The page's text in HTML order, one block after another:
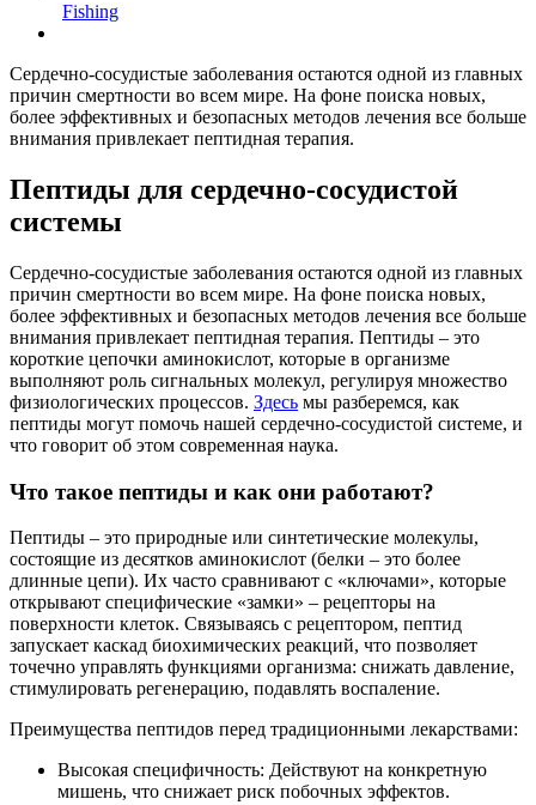
Fishing
Сердечно-сосудистые заболевания остаются одной из главных
причин смертности во всем мире. На фоне поиска новых,
более эффективных и безопасных методов лечения все больше
внимания привлекает пептидная терапия.
Пептиды для сердечно-сосудистой
системы
Сердечно-сосудистые заболевания остаются одной из главных
причин смертности во всем мире. На фоне поиска новых,
более эффективных и безопасных методов лечения все больше
внимания привлекает пептидная терапия. Пептиды – это
короткие цепочки аминокислот, которые в организме
выполняют роль сигнальных молекул, регулируя множество
физиологических процессов. Здесь мы разберемся, как
пептиды могут помочь нашей сердечно-сосудистой системе, и
что говорит об этом современная наука.
Что такое пептиды и как они работают?
Пептиды – это природные или синтетические молекулы,
состоящие из десятков аминокислот (белки – это более
длинные цепи). Их часто сравнивают с «ключами», которые
открывают специфические «замки» – рецепторы на
поверхности клеток. Связываясь с рецептором, пептид
запускает каскад биохимических реакций, что позволяет
точечно управлять функциями организма: снижать давление,
стимулировать регенерацию, подавлять воспаление.
Преимущества пептидов перед традиционными лекарствами:
Высокая специфичность: Действуют на конкретную
мишень, что снижает риск побочных эффектов.